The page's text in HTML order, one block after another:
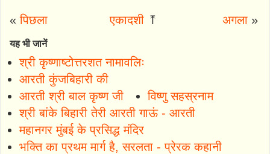
«पिछला एकादशी⤒ अगला»
यह भी जानें
श्री कृष्णाष्टोत्तरशत नामावलिः
आरती कुंजबिहारी की
आरती श्री बाल कृष्ण जी
विष्णु सहस्रनाम
श्री बांके बिहारी तेरी आरती गाऊं - आरती
महानगर मुंबई के प्रसिद्ध मंदिर
भक्ति का प्रथम मार्ग है, सरलता - प्रेरक कहानी